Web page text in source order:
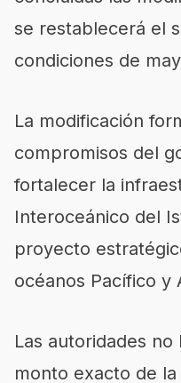
se restablecerá el
condiciones de
La modificación
compromisos del
fortalecer la
Interoceánico del
proyecto
océanos Pacífico y
Las autoridades
monto exacto de